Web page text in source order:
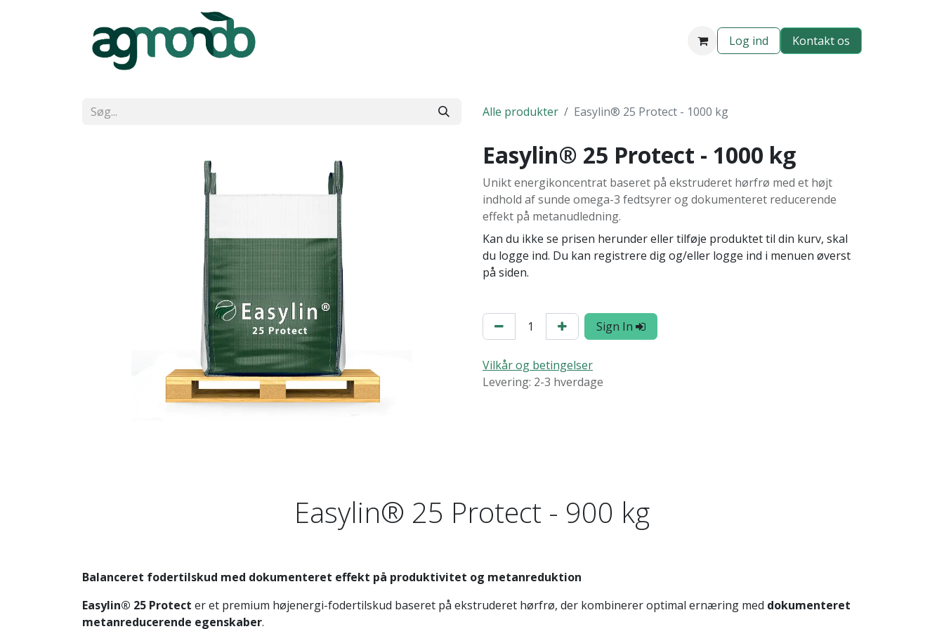
Log ind ​​​​​​Kontakt os​​​​​​​​​​​​
Alle produkter Easylin® 25 Protect - 1000 kg
Easylin® 25 Protect - 1000 kg
Unikt energikoncentrat baseret på ekstruderet hørfrø med et højt
indhold af sunde omega-3 fedtsyrer og dokumenteret reducerende
effekt på metanudledning.
Kan du ikke se prisen herunder eller tilføje produktet til din kurv, skal
du logge ind. Du kan registrere dig og/eller logge ind i menuen øverst
på siden.
Sign In
Vilkår og betingelser
Levering: 2-3 hverdage
Easylin® 25 Protect - 900 kg
Balanceret fodertilskud med dokumenteret effekt på produktivitet og metanreduktion
Easylin® 25 Protect er et premium højenergi-fodertilskud baseret på ekstruderet hørfrø, der kombinerer optimal ernæring med dokumenteret
metanreducerende egenskaber.